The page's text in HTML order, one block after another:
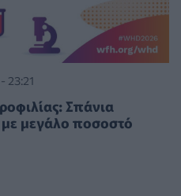
23:21
Σπάνια
μεγάλο ποσοστό